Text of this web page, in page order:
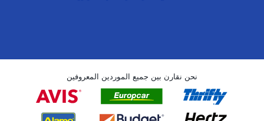
نحن نقارن بين جميع الموردين المعروفين